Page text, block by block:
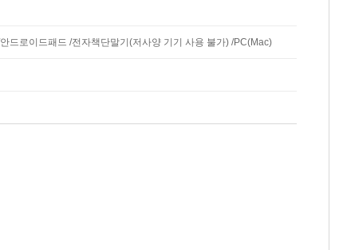
드로이드패드 /전자책단말기(저사양 기기 사용 불가) /PC(Mac)